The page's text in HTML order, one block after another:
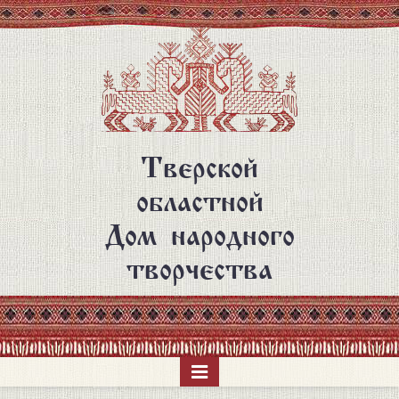
Перейти
к
основному
содержанию
Тверской
областной
Дом народного
творчества